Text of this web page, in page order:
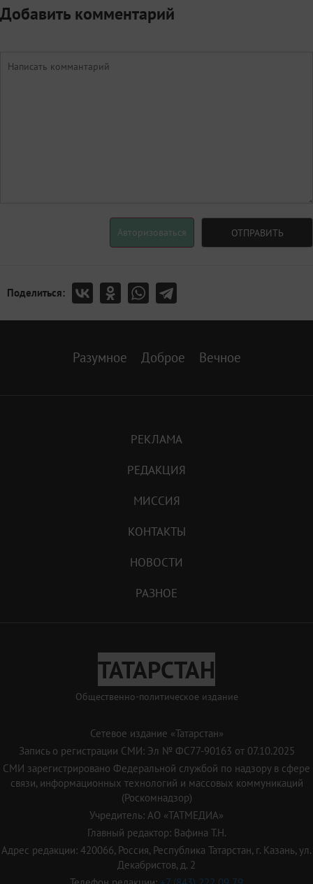
Добавить комментарий
Авторизоваться ОТПРАВИТЬ
Поделиться:
Разумное Доброе Вечное
РЕКЛАМА
РЕДАКЦИЯ
МИССИЯ
КОНТАКТЫ
НОВОСТИ
РАЗНОЕ
ТАТАРСТАН
Общественно-политическое издание
Сетевое издание «Татарстан»
Запись о регистрации СМИ: Эл № ФС77-90163 от 07.10.2025
СМИ зарегистрировано Федеральной службой по надзору в сфере
связи, информационных технологий и массовых коммуникаций
(Роскомнадзор)
Учредитель: АО «ТАТМЕДИА»
Главный редактор: Вафина Т.Н.
Адрес редакции: 420066, Россия, Республика Татарстан, г. Казань, ул.
Декабристов, д. 2